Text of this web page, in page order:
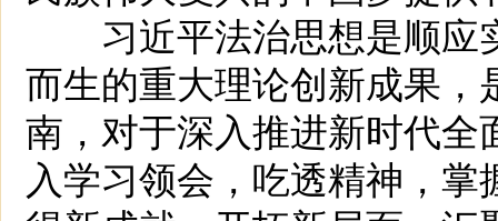
习近平法治思想是顺应
而生的重大理论创新成果
南，对于深入推进新时代
入学习领会，吃透精神，